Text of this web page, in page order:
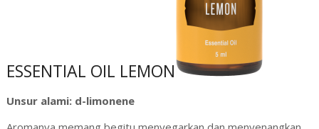
ESSENTIAL OIL LEMON
Unsur alami: d-limonene